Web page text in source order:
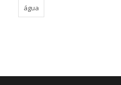
água